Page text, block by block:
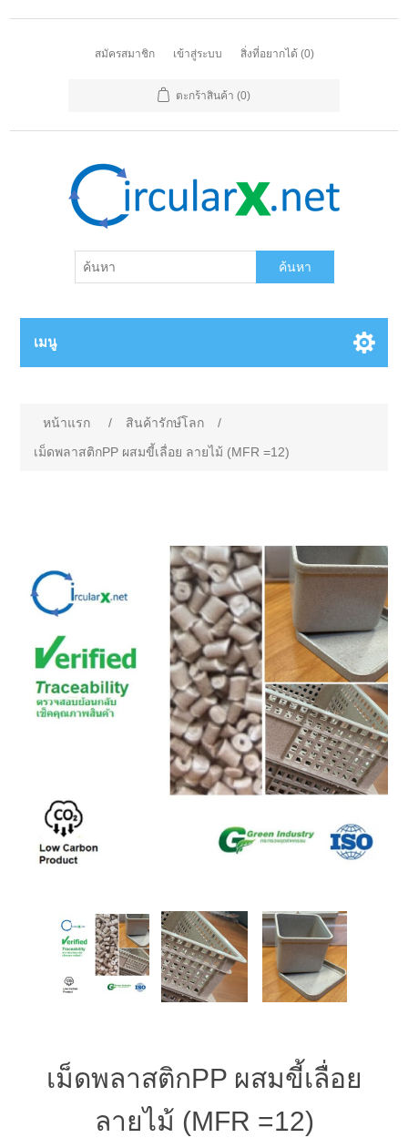
สมัครสมาชิก เข้าสู่ระบบ สิ่งที่อยากได้ (0)
ตะกร้าสินค้า (0)
ค้นหา
เมนู
หน้าแรก / สินค้ารักษ์โลก
/
เม็ดพลาสติกPP ผสมขี้เลื่อย ลายไม้ (MFR =12)
เม็ดพลาสติกPP ผสมขี้เลื่อย
ลายไม้ (MFR =12)